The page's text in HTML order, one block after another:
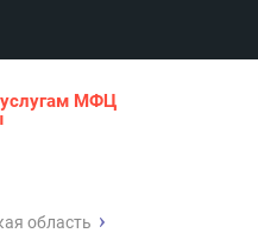
МФЦ
область